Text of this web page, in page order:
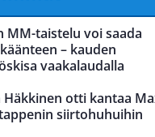
MM-taistelu voi saada
– kauden
vaakalaudalla
Häkkinen otti kantaa
siirtohuhuihin